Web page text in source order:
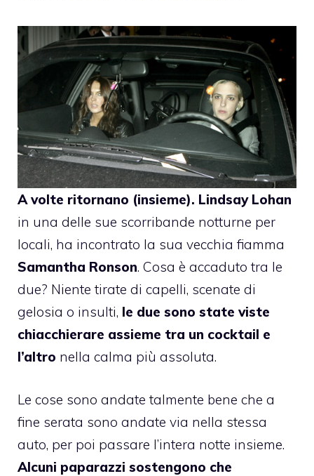
A volte ritornano (insieme). Lindsay Lohan
in una delle sue scorribande notturne per
locali, ha incontrato la sua vecchia fiamma
Samantha Ronson. Cosa è accaduto tra le
due? Niente tirate di capelli, scenate di
gelosia o insulti, le due sono state viste
chiacchierare assieme tra un cocktail e
l’altro nella calma più assoluta.
Le cose sono andate talmente bene che a
fine serata sono andate via nella stessa
auto, per poi passare l’intera notte insieme.
Alcuni paparazzi sostengono che